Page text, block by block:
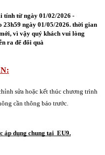
tính từ ngày 01/02/2026 -
23h59 ngày 01/05/2026. thời gian
vì vậy quý khách vui lòng
ra để đổi quà
sửa hoặc kết thúc chương trình
cần thông báo trước.
dụng chung tại  EU9.